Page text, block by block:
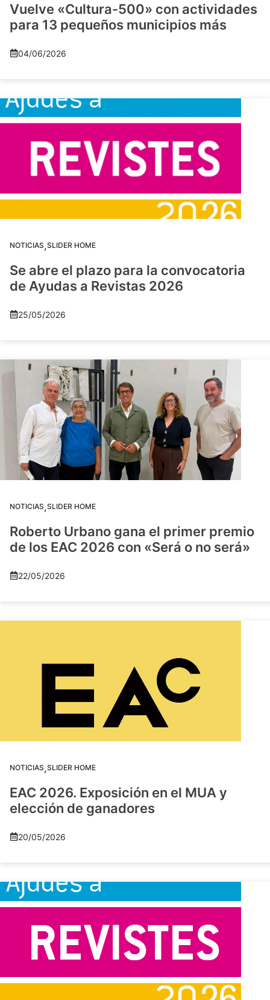
Vuelve «Cultura-500» con actividades
para 13 pequeños municipios más
04/06/2026
NOTICIAS,SLIDER HOME
Se abre el plazo para la convocatoria
de Ayudas a Revistas 2026
25/05/2026
NOTICIAS,SLIDER HOME
Roberto Urbano gana el primer premio
de los EAC 2026 con «Será o no será»
22/05/2026
NOTICIAS,SLIDER HOME
EAC 2026. Exposición en el MUA y
elección de ganadores
20/05/2026